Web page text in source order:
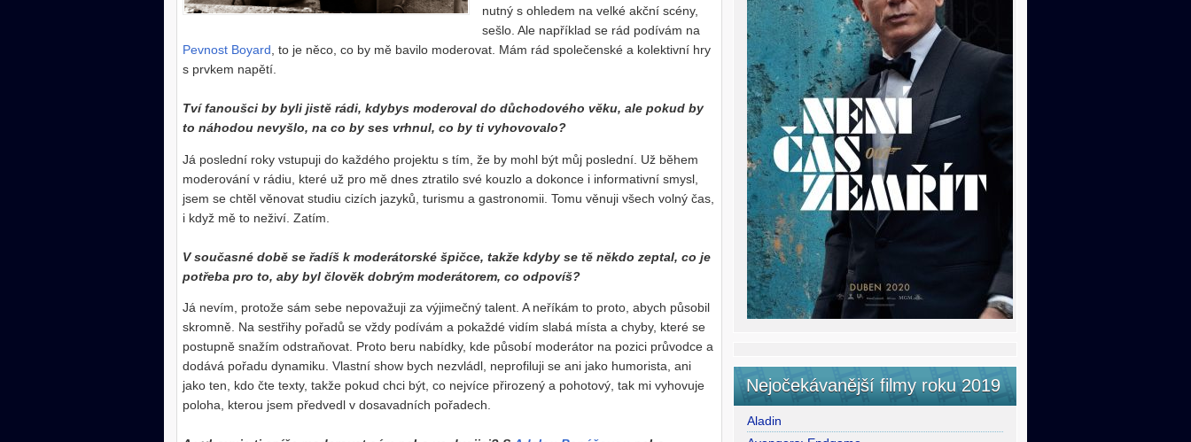
nutný s ohledem na velké akční scény,
sešlo. Ale například se rád podívám na
Pevnost Boyard, to je něco, co by mě bavilo moderovat. Mám rád společenské a kolektivní hry
s prvkem napětí.
Tví fanoušci by byli jistě rádi, kdybys moderoval do důchodového věku, ale pokud by
to náhodou nevyšlo, na co by ses vrhnul, co by ti vyhovovalo?
Já poslední roky vstupuji do každého projektu s tím, že by mohl být můj poslední. Už během
moderování v rádiu, které už pro mě dnes ztratilo své kouzlo a dokonce i informativní smysl,
jsem se chtěl věnovat studiu cizích jazyků, turismu a gastronomii. Tomu věnuji všech volný čas,
i když mě to neživí. Zatím.
V současné době se řadíš k moderátorské špičce, takže kdyby se tě někdo zeptal, co je
potřeba pro to, aby byl člověk dobrým moderátorem, co odpovíš?
Já nevím, protože sám sebe nepovažuji za výjimečný talent. A neříkám to proto, abych působil
skromně. Na sestřihy pořadů se vždy podívám a pokaždé vidím slabá místa a chyby, které se
postupně snažím odstraňovat. Proto beru nabídky, kde působí moderátor na pozici průvodce a
dodává pořadu dynamiku. Vlastní show bych nezvládl, neprofiluji se ani jako humorista, ani
jako ten, kdo čte texty, takže pokud chci být, co nejvíce přirozený a pohotový, tak mi vyhovuje
poloha, kterou jsem předvedl v dosavadních pořadech.
Nejočekávanější filmy roku 2019
Aladin